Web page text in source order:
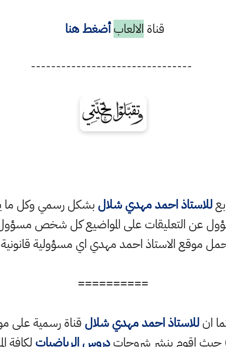
قناة الالعاب أضغط هنا
--------------------------------
للاستاذ احمد مهدي شلال بشكل رسمي وكل ما
عن التعليقات على المواضيع كل شخص مسؤول
موقع الاستاذ احمد مهدي اي مسؤولية
==========
انللاستاذ احمد مهدي شلال قناة رسمية على
حيث اقوم بنشر شروحاتدروس الرياضيات لكافة